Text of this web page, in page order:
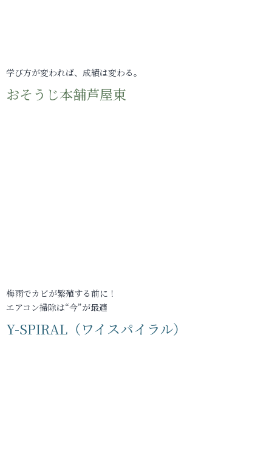
学び方が変われば、成績は変わる。
おそうじ本舗芦屋東
梅雨でカビが繁殖する前に！
エアコン掃除は“今”が最適
Y-SPIRAL（ワイスパイラル）